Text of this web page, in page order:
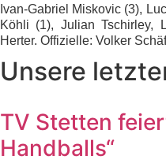
Ivan-Gabriel Miskovic (3),
Köhli (1), Julian Tschirley,
Herter. Offizielle: Volker
Unsere
TV Stetten
Handballs“